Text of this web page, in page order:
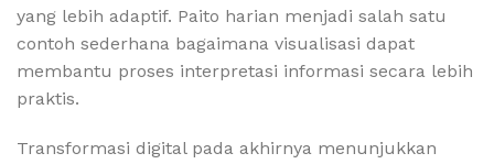
yang lebih adaptif. Paito harian menjadi salah satu
contoh sederhana bagaimana visualisasi dapat
membantu proses interpretasi informasi secara lebih
praktis.
Transformasi digital pada akhirnya menunjukkan